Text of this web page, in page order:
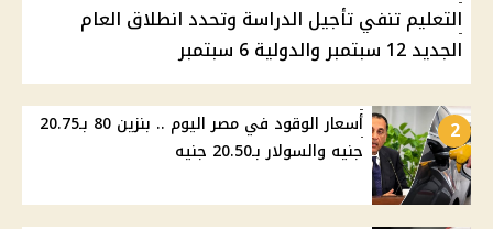
التعليم تنفي تأجيل الدراسة وتحدد انطلاق العام
الجديد 12 سبتمبر والدولية 6 سبتمبر
2
أسعار الوقود في مصر اليوم .. بنزين 80 بـ20.75
جنيه والسولار بـ20.50 جنيه